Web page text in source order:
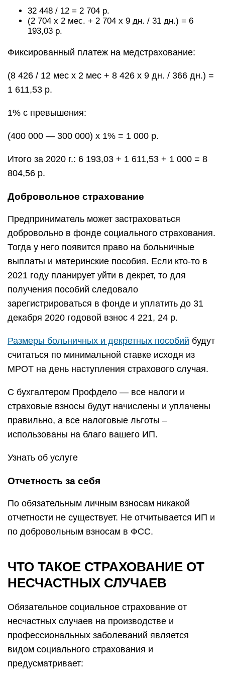
32 448 / 12 = 2 704 р.
(2 704 х 2 мес. + 2 704 х 9 дн. / 31 дн.) = 6
193,03 р.
Фиксированный платеж на медстрахование:
(8 426 / 12 мес х 2 мес + 8 426 х 9 дн. / 366 дн.) =
1 611,53 р.
1% с превышения:
(400 000 — 300 000) x 1% = 1 000 р.
Итого за 2020 г.: 6 193,03 + 1 611,53 + 1 000 = 8
804,56 р.
Добровольное страхование
Предприниматель может застраховаться
добровольно в фонде социального страхования.
Тогда у него появится право на больничные
выплаты и материнские пособия. Если кто-то в
2021 году планирует уйти в декрет, то для
получения пособий следовало
зарегистрироваться в фонде и уплатить до 31
декабря 2020 годовой взнос 4 221, 24 р.
Размеры больничных и декретных пособий будут
считаться по минимальной ставке исходя из
МРОТ на день наступления страхового случая.
С бухгалтером Профдело — все налоги и
страховые взносы будут начислены и уплачены
правильно, а все налоговые льготы –
использованы на благо вашего ИП.
Узнать об услуге
Отчетность за себя
По обязательным личным взносам никакой
отчетности не существует. Не отчитывается ИП и
по добровольным взносам в ФСС.
ЧТО ТАКОЕ СТРАХОВАНИЕ ОТ
НЕСЧАСТНЫХ СЛУЧАЕВ
Обязательное социальное страхование от
несчастных случаев на производстве и
профессиональных заболеваний является
видом социального страхования и
предусматривает: